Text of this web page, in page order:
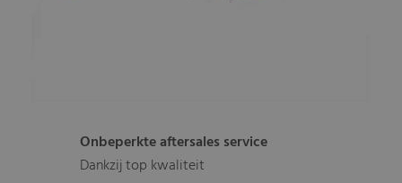
Onbeperkte aftersales service
Dankzij top kwaliteit